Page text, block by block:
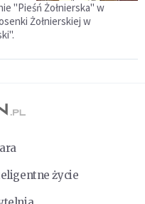
"Pieśń Żołnierska" w
Żołnierskiej w
życie